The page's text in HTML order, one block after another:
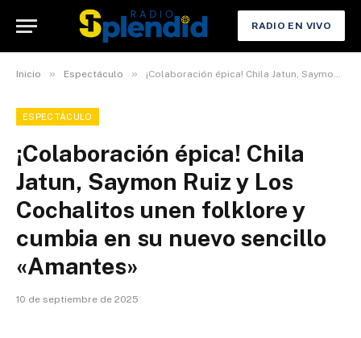
RADIO EN VIVO
Inicio » Espectáculo » ¡Colaboración épica! Chila Jatun, Saymon Ruiz y Los Cochalitos unen folklore y cumbia en su nuevo sencillo «Amantes»
ESPECTÁCULO
¡Colaboración épica! Chila
Jatun, Saymon Ruiz y Los
Cochalitos unen folklore y
cumbia en su nuevo sencillo
«Amantes»
10 de septiembre de 2025